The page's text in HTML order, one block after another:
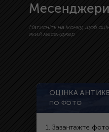
Натисніть на іконку, щоб
який месенджер
ОЦІНКА
ПО ФОТО
1. Завантажте